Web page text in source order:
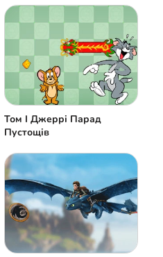
Том І Джеррі Парад
Пустощів